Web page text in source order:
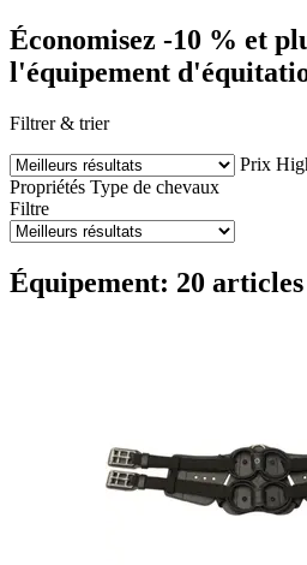
Économisez -10 % et
l'équipement
Filtrer & trier
Prix
Propriétés Type de chevaux
Filtre
Équipement: 20 articles